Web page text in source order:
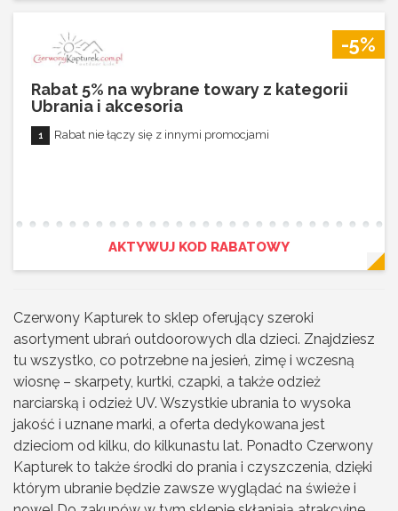
-5%
Rabat 5% na wybrane towary z kategorii
Ubrania i akcesoria
Rabat nie łączy się z innymi promocjami
AKTYWUJ KOD RABATOWY
Czerwony Kapturek to sklep oferujący szeroki
asortyment ubrań outdoorowych dla dzieci. Znajdziesz
tu wszystko, co potrzebne na jesień, zimę i wczesną
wiosnę – skarpety, kurtki, czapki, a także odzież
narciarską i odzież UV. Wszystkie ubrania to wysoka
jakość i uznane marki, a oferta dedykowana jest
dzieciom od kilku, do kilkunastu lat. Ponadto Czerwony
Kapturek to także środki do prania i czyszczenia, dzięki
którym ubranie będzie zawsze wyglądać na świeże i